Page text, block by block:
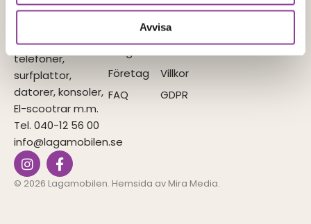
Avvisa
reparationer på
modeller, från
telefoner,
surfplattor,
datorer, konsoler,
El-scootrar m.m.
Tel. 040-12 56 00
info@lagamobilen.se
I
n
s
F
a
c
IT-
hemtjänster
Företag
FAQ
butiker
Miljö
Villkor
GDPR
© 2026 Lagamobilen. Hemsida av Mira Media.